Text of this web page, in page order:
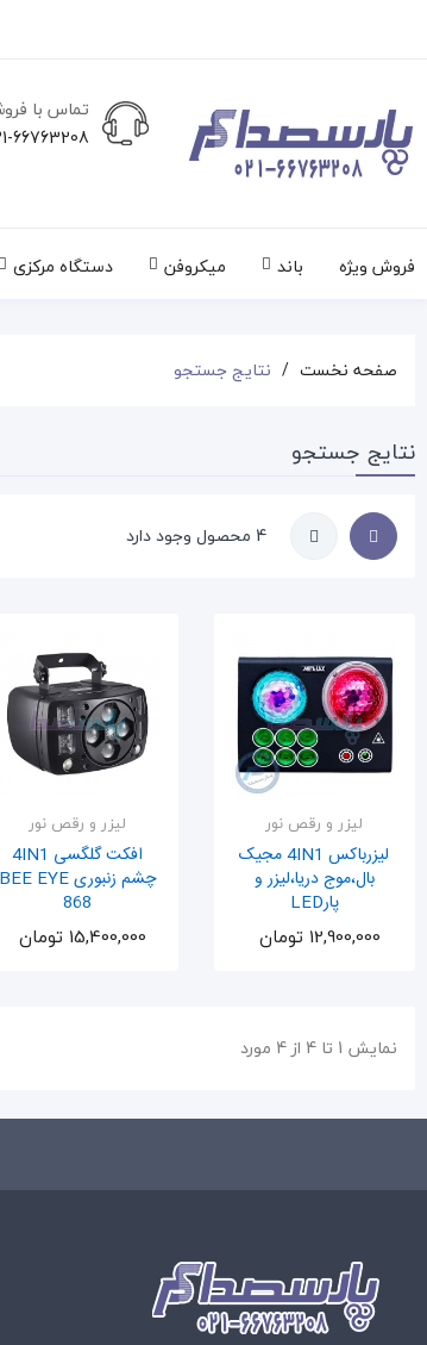
تماس با
66763208
فروش ویژه باند میکروفن دستگاه مرکزی
صفحه نخست نتایج جستجو
نتایج جستجو
4 محصول وجود دارد
لیزر و رقص نور
لیزرباکس 4IN1 مجیک
بال،موج دریا،لیزر و
پارLED
12,900,000 توماناضافه به سبد
لیزر و رقص نور
افکت گلگسی 4IN1
چشم زنبوری BEE EYE
868
15,400,000 توماناضافه به سبد
نمایش 1 تا 4 از 4 مورد